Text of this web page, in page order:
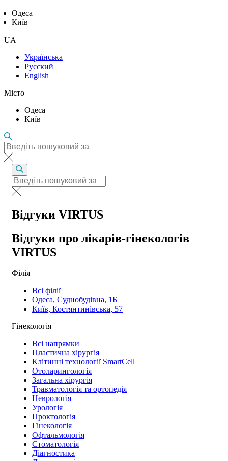
Одеса
Київ
UA
Українська
Русский
English
Місто
Одеса
Київ
Відгуки VIRTUS
Відгуки про лікарів-гінекологів
VIRTUS
Філія
Всі філії
Одеса, Суднобудівна, 1Б
Київ, Костянтинівська, 57
Гінекологія
Всі напрямки
Пластична хірургія
Клітинні технології SmartCell
Отоларингологія
Загальна хірургія
Травматологія та ортопедія
Неврологія
Урологія
Проктологія
Гінекологія
Офтальмологія
Стоматологія
Діагностика